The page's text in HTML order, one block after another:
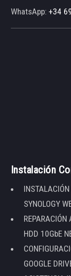
WhatsApp:+34
Instalación
SYNOLOGY
HDD 10GbE
GOOGLE